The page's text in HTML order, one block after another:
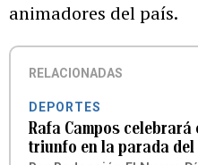
animadores del país.
RELACIONADAS
DEPORTES
Rafa Campos
triunfo en la parada del